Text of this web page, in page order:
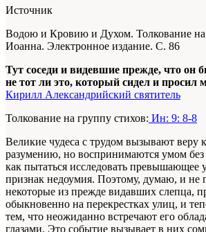
Источник
Водою и Кровию и Духом. Толкование на
Иоанна. Электронное издание. С. 86
Тут соседи и видевшие прежде, что он
не тот ли это, который сидел и просил
Кирилл Александрийский святитель
Толкование на группу стихов: Ин: 9: 8-8
Великие чудеса с трудом вызывают веру
разумению, но воспринимаются умом без
как пытаться исследовать превышающее
признак недоумия. Поэтому, думаю, и не
некоторые из прежде видавших слепца,
обыкновенно на перекрестках улиц, и
тем, что неожиданно встречают его
глазами. Это событие вызывает в них